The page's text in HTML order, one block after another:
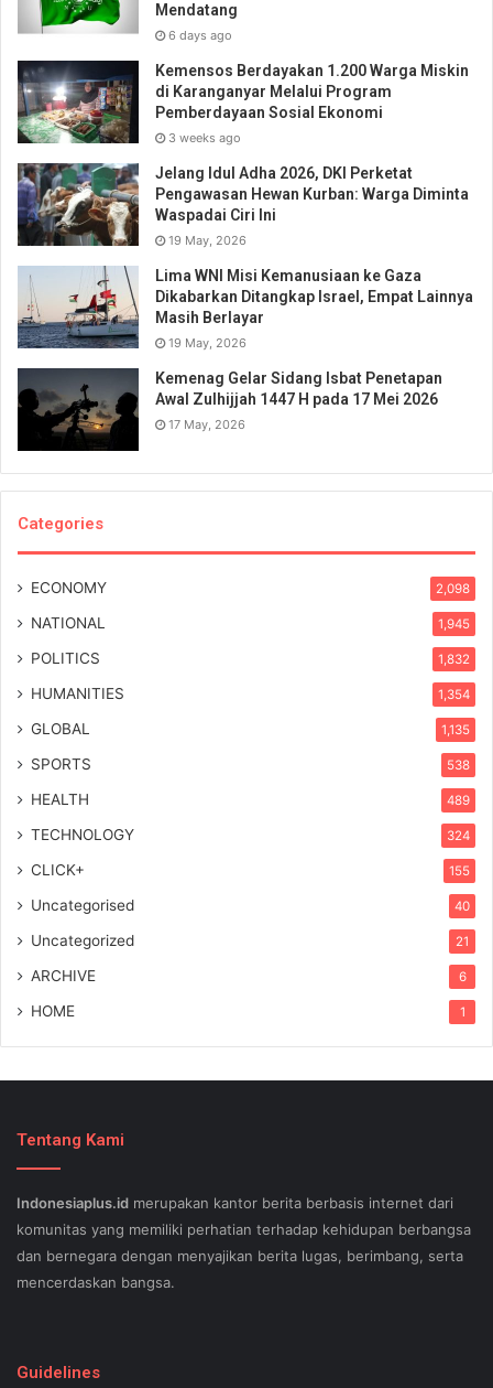
Mendatang
6 days ago
Kemensos Berdayakan 1.200 Warga Miskin
di Karanganyar Melalui Program
Pemberdayaan Sosial Ekonomi
3 weeks ago
Jelang Idul Adha 2026, DKI Perketat
Pengawasan Hewan Kurban: Warga Diminta
Waspadai Ciri Ini
19 May, 2026
Lima WNI Misi Kemanusiaan ke Gaza
Dikabarkan Ditangkap Israel, Empat Lainnya
Masih Berlayar
19 May, 2026
Kemenag Gelar Sidang Isbat Penetapan
Awal Zulhijjah 1447 H pada 17 Mei 2026
17 May, 2026
Categories
ECONOMY 2,098
NATIONAL 1,945
POLITICS 1,832
HUMANITIES 1,354
GLOBAL 1,135
SPORTS 538
HEALTH 489
TECHNOLOGY 324
CLICK+ 155
Uncategorised 40
Uncategorized 21
ARCHIVE 6
HOME 1
Tentang Kami
Indonesiaplus.id merupakan kantor berita berbasis internet dari
komunitas yang memiliki perhatian terhadap kehidupan berbangsa
dan bernegara dengan menyajikan berita lugas, berimbang, serta
mencerdaskan bangsa.
your small business stand out exam gst from the opposition and
Guidelines